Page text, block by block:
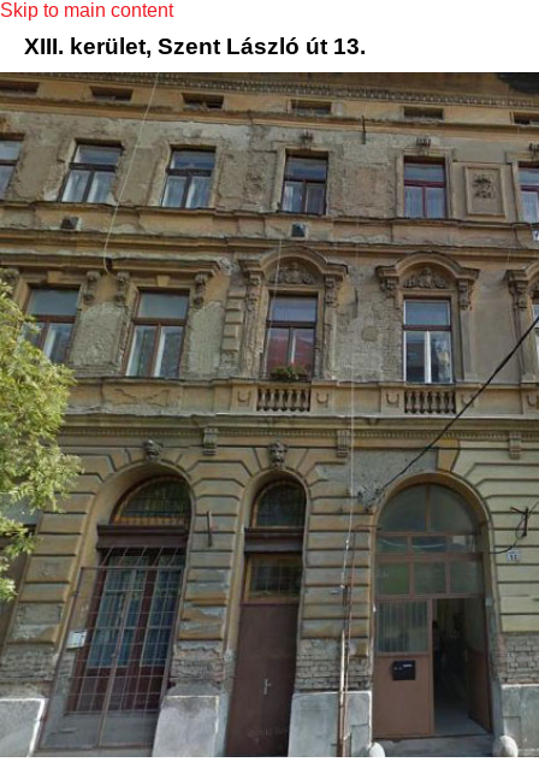
Skip to main content
XIII. kerület, Szent László út 13.